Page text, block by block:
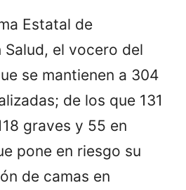
Estatal de
Salud, el vocero del
se mantienen a 304
de los que 131
graves y 55 en
pone en riesgo su
de camas en